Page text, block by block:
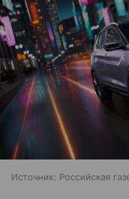
Источник: Российская